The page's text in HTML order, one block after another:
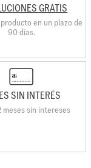
GRATIS
en un plazo de
90 días.
SIN INTERÉS
meses sin intereses